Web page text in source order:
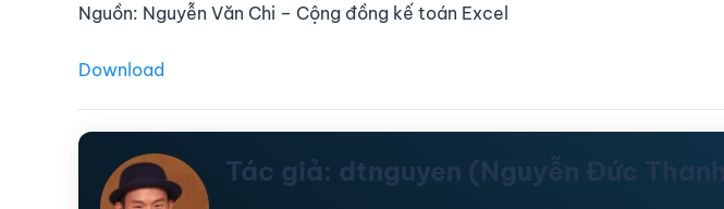
Nguồn: Nguyễn Văn Chi – Cộng đồng kế toán Excel
Download
Tác giả: dtnguyen (Nguyễn Đức Thanh)